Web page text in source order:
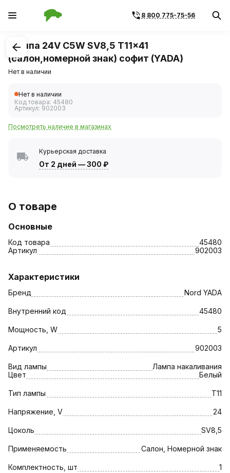
8 800 775-75-56
1/1
Лампа 24V C5W SV8,5 T11x41
(салон,номерной знак) софит (YADA)
Нет в наличии
Нет в наличии
Код товара: 45480
Артикул: 902003
Посмотреть наличие в магазинах
Курьерская доставка
От 2 дней —300 ₽
О товаре
Основные
Код товара
45480
Артикул
902003
Характеристики
Бренд Nord YADA
Внутренний код 45480
Мощность, W 5
Артикул 902003
Вид лампы
Лампа накаливания
Цвет
Белый
Тип лампы T11
Напряжение, V 24
Цоколь SV8,5
Применяемость Салон, Номерной знак
Комплектность, шт 1